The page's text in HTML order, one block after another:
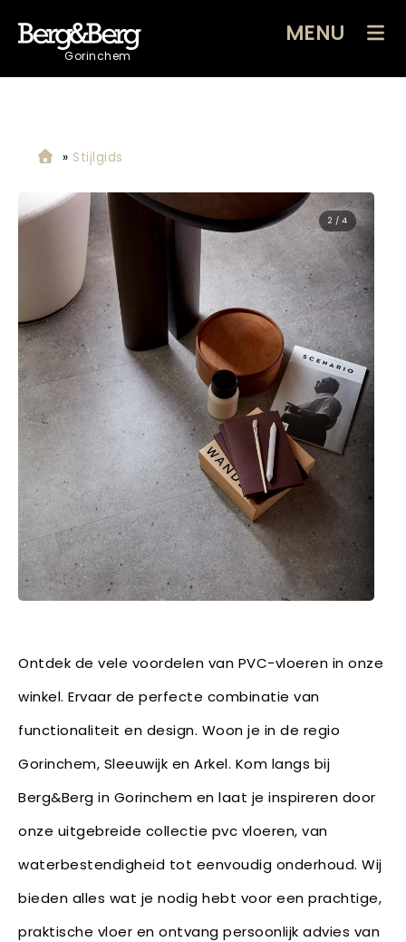
Gorinchem
MENU
» Stijlgids
2 / 4
Ontdek de vele voordelen van PVC-vloeren in onze
winkel. Ervaar de perfecte combinatie van
functionaliteit en design. Woon je in de regio
Gorinchem, Sleeuwijk en Arkel. Kom langs bij
Berg&Berg in Gorinchem en laat je inspireren door
onze uitgebreide collectie pvc vloeren, van
waterbestendigheid tot eenvoudig onderhoud. Wij
bieden alles wat je nodig hebt voor een prachtige,
praktische vloer en ontvang persoonlijk advies van